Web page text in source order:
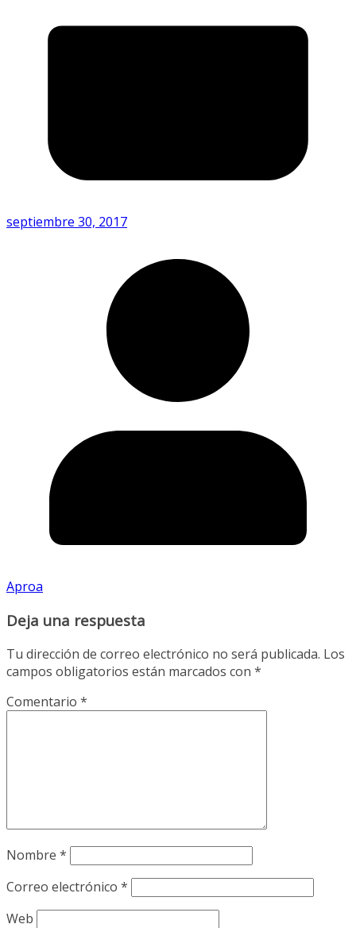
septiembre 30, 2017
Aproa
Deja una respuesta
Tu dirección de correo electrónico no será publicada. Los
campos obligatorios están marcados con *
Comentario *
Nombre *
Correo electrónico *
Web